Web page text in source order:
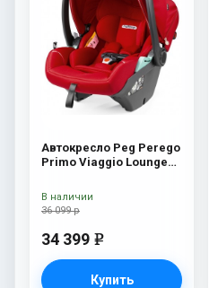
Автокресло Peg Perego
Primo Viaggio Lounge
36 099 р
34 399 e
Купить
В наличии